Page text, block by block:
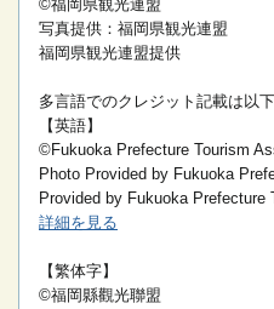
©福岡県観光連盟
写真提供：福岡県観光連盟
福岡県観光連盟提供
多言語でのクレジット記載は以下
【英語】
©Fukuoka Prefecture Tourism
Photo Provided by Fukuoka
Provided by Fukuoka Prefecture
詳細を見る
【繁体字】
©福岡縣觀光聯盟